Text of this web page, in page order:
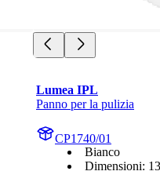
Lumea IPL
Panno per la pulizia
CP1740/01
Bianco
Dimensioni: